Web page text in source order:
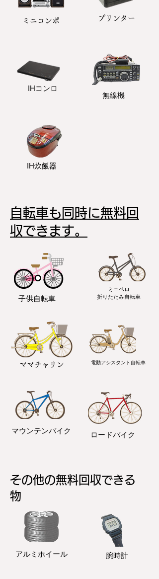
​ミニコンポ プリンター
​IHコンロ
無線機
IH炊飯器
自転車も同時に無料回
収できます。
子供自転車
ミニペロ
​折りたたみ自転車
ママチャリン 電動アシスタント自転車
マウンテンバイク ロードバイク
その他の無料回収できる
物
アルミホイール ​腕時計